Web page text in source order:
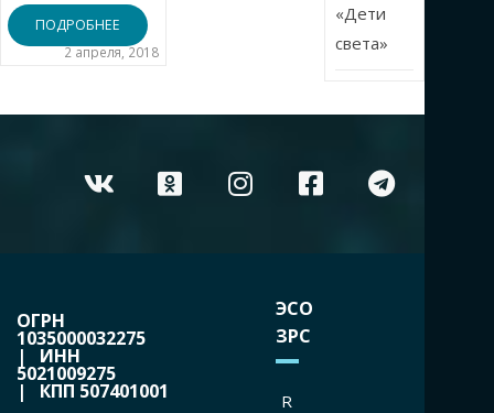
ПОДРОБНЕЕ
2 апреля, 2018
«Дети
света»
ОГРН
1035000032275
| ИНН
5021009275
| КПП 507401001
ЭСО
ЗРС
R